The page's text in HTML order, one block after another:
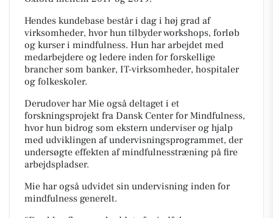
Hendes kundebase består i dag i høj grad af
virksomheder, hvor hun tilbyder workshops, forløb
og kurser i mindfulness. Hun har arbejdet med
medarbejdere og ledere inden for forskellige
brancher som banker, IT-virksomheder, hospitaler
og folkeskoler.
Derudover har Mie også deltaget i et
forskningsprojekt fra Dansk Center for Mindfulness,
hvor hun bidrog som ekstern underviser og hjalp
med udviklingen af undervisningsprogrammet, der
undersøgte effekten af mindfulnesstræning på fire
arbejdspladser.
Mie har også udvidet sin undervisning inden for
mindfulness generelt.